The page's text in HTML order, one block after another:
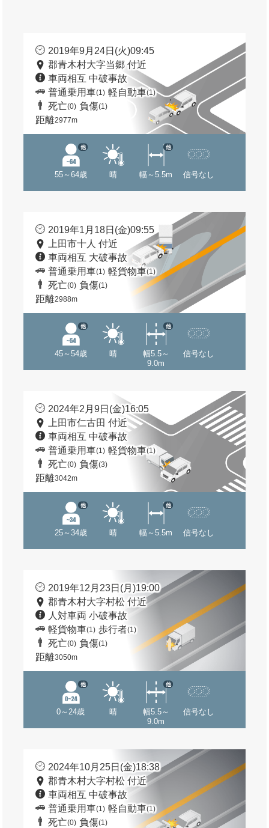
2019年9月24日(火)09:45
郡青木村大字当郷 付近
車両相互 中破事故
普通乗用車(1) 軽自動車(1)
死亡(0) 負傷(1)
距離2977m
55～64歳
他
晴 幅～5.5m
他
信号なし
2019年1月18日(金)09:55
上田市十人 付近
車両相互 大破事故
普通乗用車(1) 軽貨物車(1)
死亡(0) 負傷(1)
距離2988m
45～54歳
他
晴
幅5.5～
9.0m
他
信号なし
2024年2月9日(金)16:05
上田市仁古田 付近
車両相互 中破事故
普通乗用車(1) 軽貨物車(1)
死亡(0) 負傷(3)
距離3042m
25～34歳
他
晴 幅～5.5m
他
信号なし
2019年12月23日(月)19:00
郡青木村大字村松 付近
人対車両 小破事故
軽貨物車(1) 歩行者(1)
死亡(0) 負傷(1)
距離3050m
0～24歳
他
晴
幅5.5～
9.0m
他
信号なし
2024年10月25日(金)18:38
郡青木村大字村松 付近
車両相互 中破事故
普通乗用車(1) 軽自動車(1)
死亡(0) 負傷(1)